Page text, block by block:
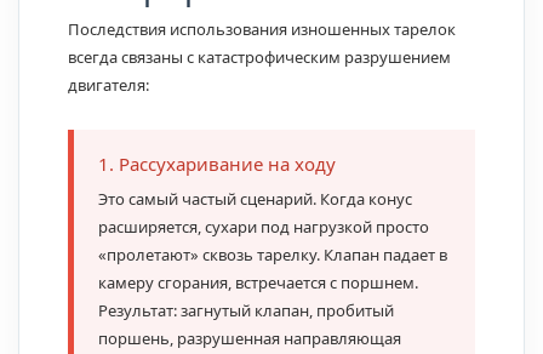
Последствия использования изношенных тарелок
всегда связаны с катастрофическим разрушением
двигателя:
1. Рассухаривание на ходу
Это самый частый сценарий. Когда конус
расширяется, сухари под нагрузкой просто
«пролетают» сквозь тарелку. Клапан падает в
камеру сгорания, встречается с поршнем.
Результат: загнутый клапан, пробитый
поршень, разрушенная направляющая